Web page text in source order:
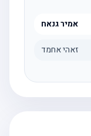
אמיר גנאח
זאהי אחמד